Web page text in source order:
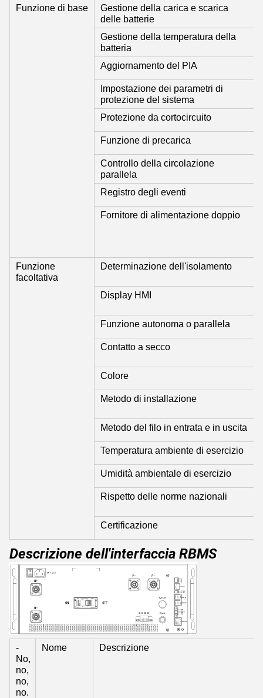
Funzione di base
Gestione della carica e scarica
delle batterie
Gestione della temperatura della
batteria
Aggiornamento del PIA
Impostazione dei parametri di
protezione del sistema
Protezione da cortocircuito
Funzione di precarica
Controllo della circolazione
parallela
Registro degli eventi
Fornitore di alimentazione doppio
Funzione
facoltativa
Determinazione dell'isolamento
Display HMI
Funzione autonoma o parallela
Contatto a secco
Colore
Metodo di installazione
Metodo del filo in entrata e in uscita
Temperatura ambiente di esercizio
Umidità ambientale di esercizio
Rispetto delle norme nazionali
Certificazione
Descrizione dell'interfaccia RBMS
-
No,
no,
no,
no.
Nome Descrizione